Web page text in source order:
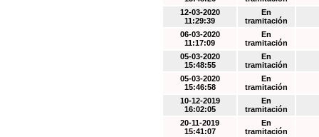
12-03-2020
11:29:39
En
tramitación
06-03-2020
11:17:09
En
tramitación
05-03-2020
15:48:55
En
tramitación
05-03-2020
15:46:58
En
tramitación
10-12-2019
16:02:05
En
tramitación
20-11-2019
15:41:07
En
tramitación